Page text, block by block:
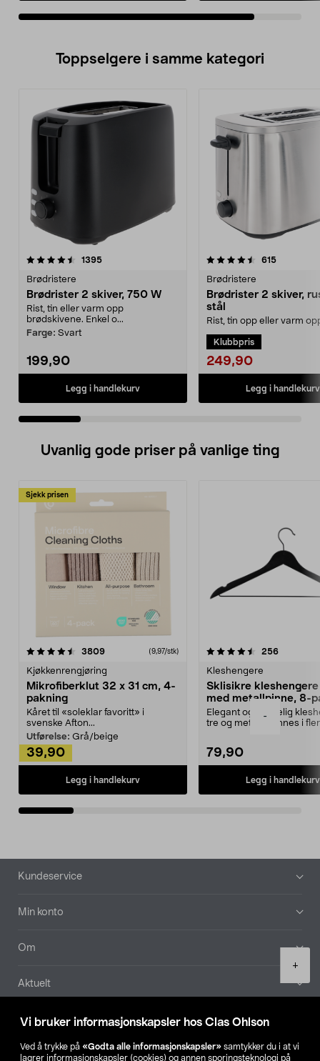
Vi bruker informasjonskapsler hos Clas Ohlson
Ved å trykke på «Godta alle informasjonskapsler» samtykker du i at vi
lagrer informasjonskapsler (cookies) og annen sporingsteknologi på
-
+
Toppselgere i samme kategori
1395anmeldelser
Brødristere
Brødrister 2 skiver, 750 W
Rist, tin eller varm opp
brødskivene. Enkel o...
Farge: Svart
199,90
Legg i handlekurv
4.5 av 5 stjerner 615
Brødristere
Brødrister 2 skiver,
stål
Rist, tin opp eller varm
rustfritt ...
Klubbpris
249,90
Legg i handlekurv
4.5 av 5 stjerner
Uvanlig gode priser på vanlige ting
Sjekk prisen
3809anmeldelser(9,97/stk)
Kjøkkenrengjøring
Mikrofiberklut 32 x 31 cm, 4-
pakning
Kåret til «soleklar favoritt» i
svenske Afton...
Utførelse: Grå/beige
39,90
Legg i handlekurv
4.5av 5 stjerner 256
Kleshengere
Sklisikre
med metallpinne, 8-
Elegant og skikkelig
tre og metall – finnes i
79,90
Legg i handlekurv
4.5av 5 stjerner
Bunntekst
Kundeservice
Min konto
Om
Aktuelt
Våre selskaper
Finn din butikk